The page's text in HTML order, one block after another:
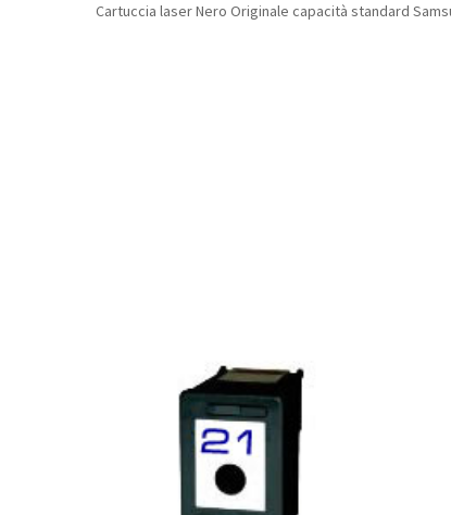
Cartuccia laser Nero Originale capacità standard